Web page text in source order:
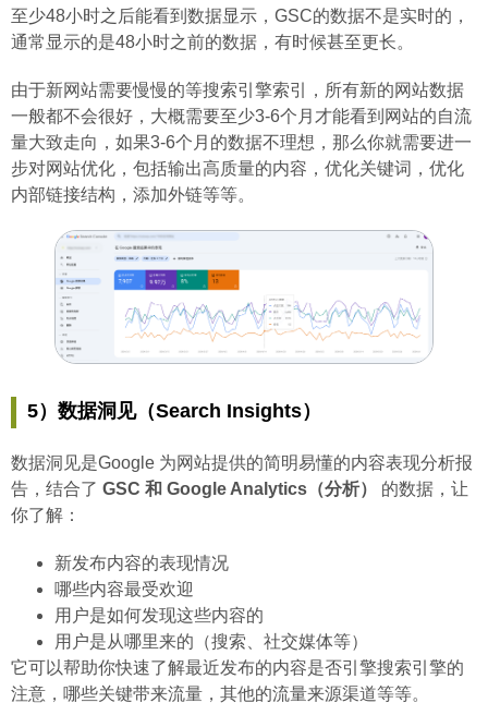
至少48小时之后能看到数据显示，GSC的数据不是实时的，
通常显示的是48小时之前的数据，有时候甚至更长。
由于新网站需要慢慢的等搜索引擎索引，所有新的网站数据
一般都不会很好，大概需要至少3-6个月才能看到网站的自流
量大致走向，如果3-6个月的数据不理想，那么你就需要进一
步对网站优化，包括输出高质量的内容，优化关键词，优化
内部链接结构，添加外链等等。
5）数据洞见（Search Insights）
数据洞见是Google 为网站提供的简明易懂的内容表现分析报
告，结合了 GSC 和 Google Analytics（分析）
的数据，让
你了解：
新发布内容的表现情况
哪些内容最受欢迎
用户是如何发现这些内容的
用户是从哪里来的（搜索、社交媒体等）
它可以帮助你快速了解最近发布的内容是否引擎搜索引擎的
注意，哪些关键带来流量，其他的流量来源渠道等等。